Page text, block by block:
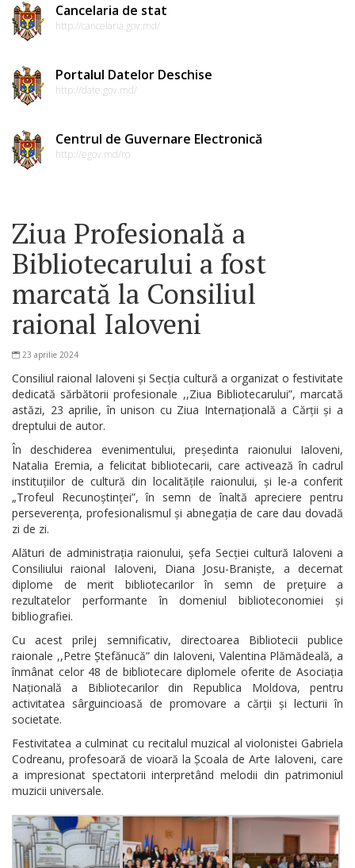
Cancelaria de stat
http://cancelaria.gov.md/
Portalul Datelor Deschise
http://date.gov.md/
Centrul de Guvernare Electronică
http://egov.md/ro
Ziua Profesională a
Bibliotecarului a fost
marcată la Consiliul
raional Ialoveni
23 aprilie 2024
Consiliul raional Ialoveni și Secția cultură a organizat o festivitate
dedicată sărbătorii profesionale ,,Ziua Bibliotecarului”, marcată
astăzi, 23 aprilie, în unison cu Ziua Internațională a Cărții și a
dreptului de autor.
În deschiderea evenimentului, președinta raionului Ialoveni,
Natalia Eremia, a felicitat bibliotecarii, care activează în cadrul
instituțiilor de cultură din localitățile raionului, și le-a conferit
„Trofeul Recunoștinței”, în semn de înaltă apreciere pentru
perseverența, profesionalismul și abnegația de care dau dovadă
zi de zi.
Alături de administrația raionului, șefa Secției cultură Ialoveni a
Consiliului raional Ialoveni, Diana Josu-Braniște, a decernat
diplome de merit bibliotecarilor în semn de prețuire a
rezultatelor performante în domeniul biblioteconomiei și
bibliografiei.
Cu acest prilej semnificativ, directoarea Bibliotecii publice
raionale ,,Petre Ștefănucă” din Ialoveni, Valentina Plămădeală, a
înmânat celor 48 de bibliotecare diplomele oferite de Asociația
Națională a Bibliotecarilor din Republica Moldova, pentru
activitatea sârguincioasă de promovare a cărții și lecturii în
societate.
Festivitatea a culminat cu recitalul muzical al violonistei Gabriela
Codreanu, profesoară de vioară la Școala de Arte Ialoveni, care
a impresionat spectatorii interpretând melodii din patrimoniul
muzicii universale.